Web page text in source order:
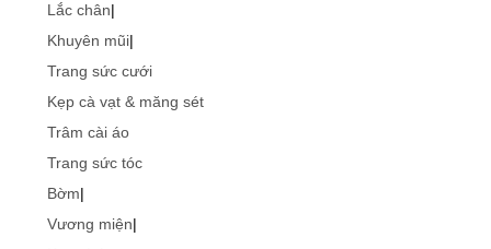
Lắc chân|
Khuyên mũi|
Trang sức cưới
Kẹp cà vạt & măng sét
Trâm cài áo
Trang sức tóc
Bờm|
Vương miện|